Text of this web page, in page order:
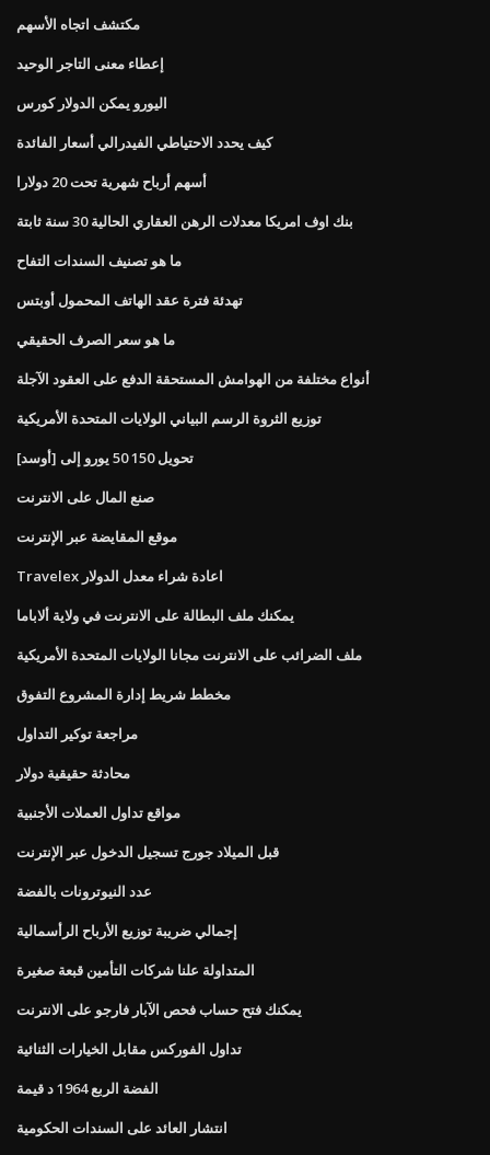
مكتشف اتجاه الأسهم
إعطاء معنى التاجر الوحيد
اليورو يمكن الدولار كورس
كيف يحدد الاحتياطي الفيدرالي أسعار الفائدة
أسهم أرباح شهرية تحت 20 دولارا
بنك اوف امريكا معدلات الرهن العقاري الحالية 30 سنة ثابتة
ما هو تصنيف السندات التفاح
تهدئة فترة عقد الهاتف المحمول أوبتس
ما هو سعر الصرف الحقيقي
أنواع مختلفة من الهوامش المستحقة الدفع على العقود الآجلة
توزيع الثروة الرسم البياني الولايات المتحدة الأمريكية
تحويل 150 50 يورو إلى [أوسد]
صنع المال على الانترنت
موقع المقايضة عبر الإنترنت
Travelex اعادة شراء معدل الدولار
يمكنك ملف البطالة على الانترنت في ولاية ألاباما
ملف الضرائب على الانترنت مجانا الولايات المتحدة الأمريكية
مخطط شريط إدارة المشروع التفوق
مراجعة توكير التداول
محادثة حقيقية دولار
مواقع تداول العملات الأجنبية
قبل الميلاد جورج تسجيل الدخول عبر الإنترنت
عدد النيوترونات بالفضة
إجمالي ضريبة توزيع الأرباح الرأسمالية
المتداولة علنا ​​شركات التأمين قبعة صغيرة
يمكنك فتح حساب فحص الآبار فارجو على الانترنت
تداول الفوركس مقابل الخيارات الثنائية
الفضة الربع 1964 د قيمة
انتشار العائد على السندات الحكومية